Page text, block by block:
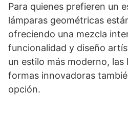
Para quienes prefieren un
lámparas geométricas
ofreciendo una mezcla
funcionalidad y diseño
un estilo más moderno, las
formas innovadoras
opción.